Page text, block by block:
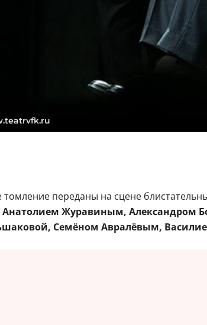
томление переданы на сцене
Журавиным, Александром
Семёном Авралёвым,